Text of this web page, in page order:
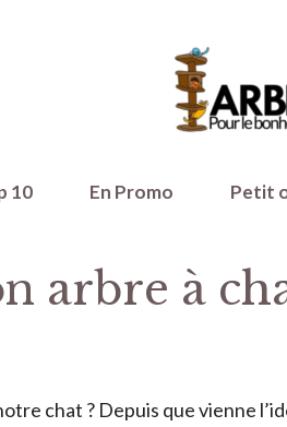
10 En Promo Petit
arbre à
chat ? Depuis que vienne